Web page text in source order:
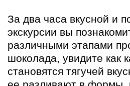
За два часа вкусной и
экскурсии вы
различными этапами
шоколада, увидите как
становятся тягучей